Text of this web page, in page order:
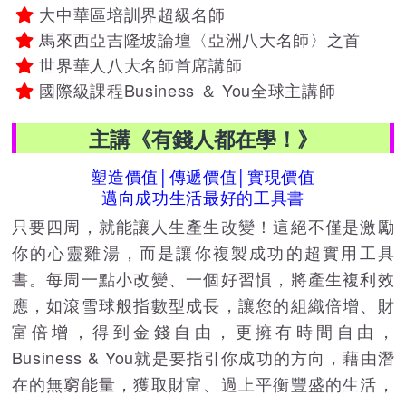
大中華區培訓界超級名師
馬來西亞吉隆坡論壇〈亞洲八大名師〉之首
世界華人八大名師首席講師
國際級課程Business ＆ You全球主講師
主講《有錢人都在學！》
塑造價值│傳遞價值│實現價值
邁向成功生活最好的工具書
只要四周，就能讓人生產生改變！這絕不僅是激勵
你的心靈雞湯，而是讓你複製成功的超實用工具
書。每周一點小改變、一個好習慣，將產生複利效
應，如滾雪球般指數型成長，讓您的組織倍增、財
富倍增，得到金錢自由，更擁有時間自由，
Business & You就是要指引你成功的方向，藉由潛
在的無窮能量，獲取財富、過上平衡豐盛的生活，